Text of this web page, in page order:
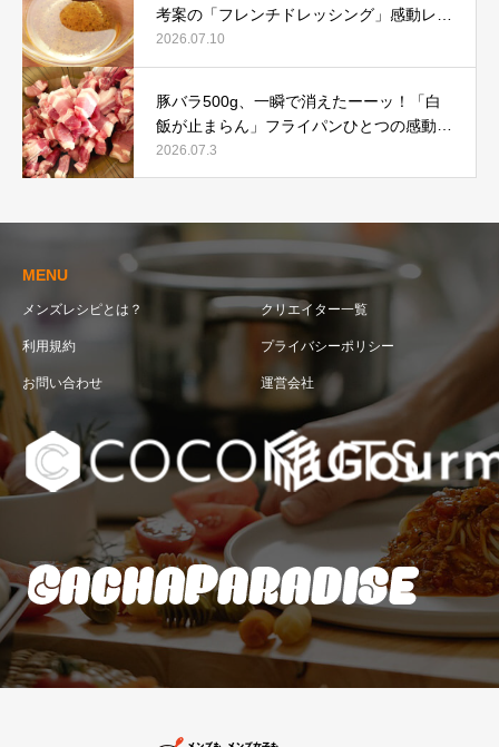
考案の「フレンチドレッシング」感動レシ
ピ
2026.07.10
豚バラ500g、一瞬で消えたーーッ！「白
飯が止まらん」フライパンひとつの感動レ
シピ
2026.07.3
MENU
メンズレシピとは？ クリエイター一覧
利用規約 プライバシーポリシー
お問い合わせ 運営会社